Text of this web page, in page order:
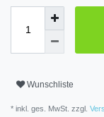
Wunschliste
* inkl. ges. MwSt. zzgl.